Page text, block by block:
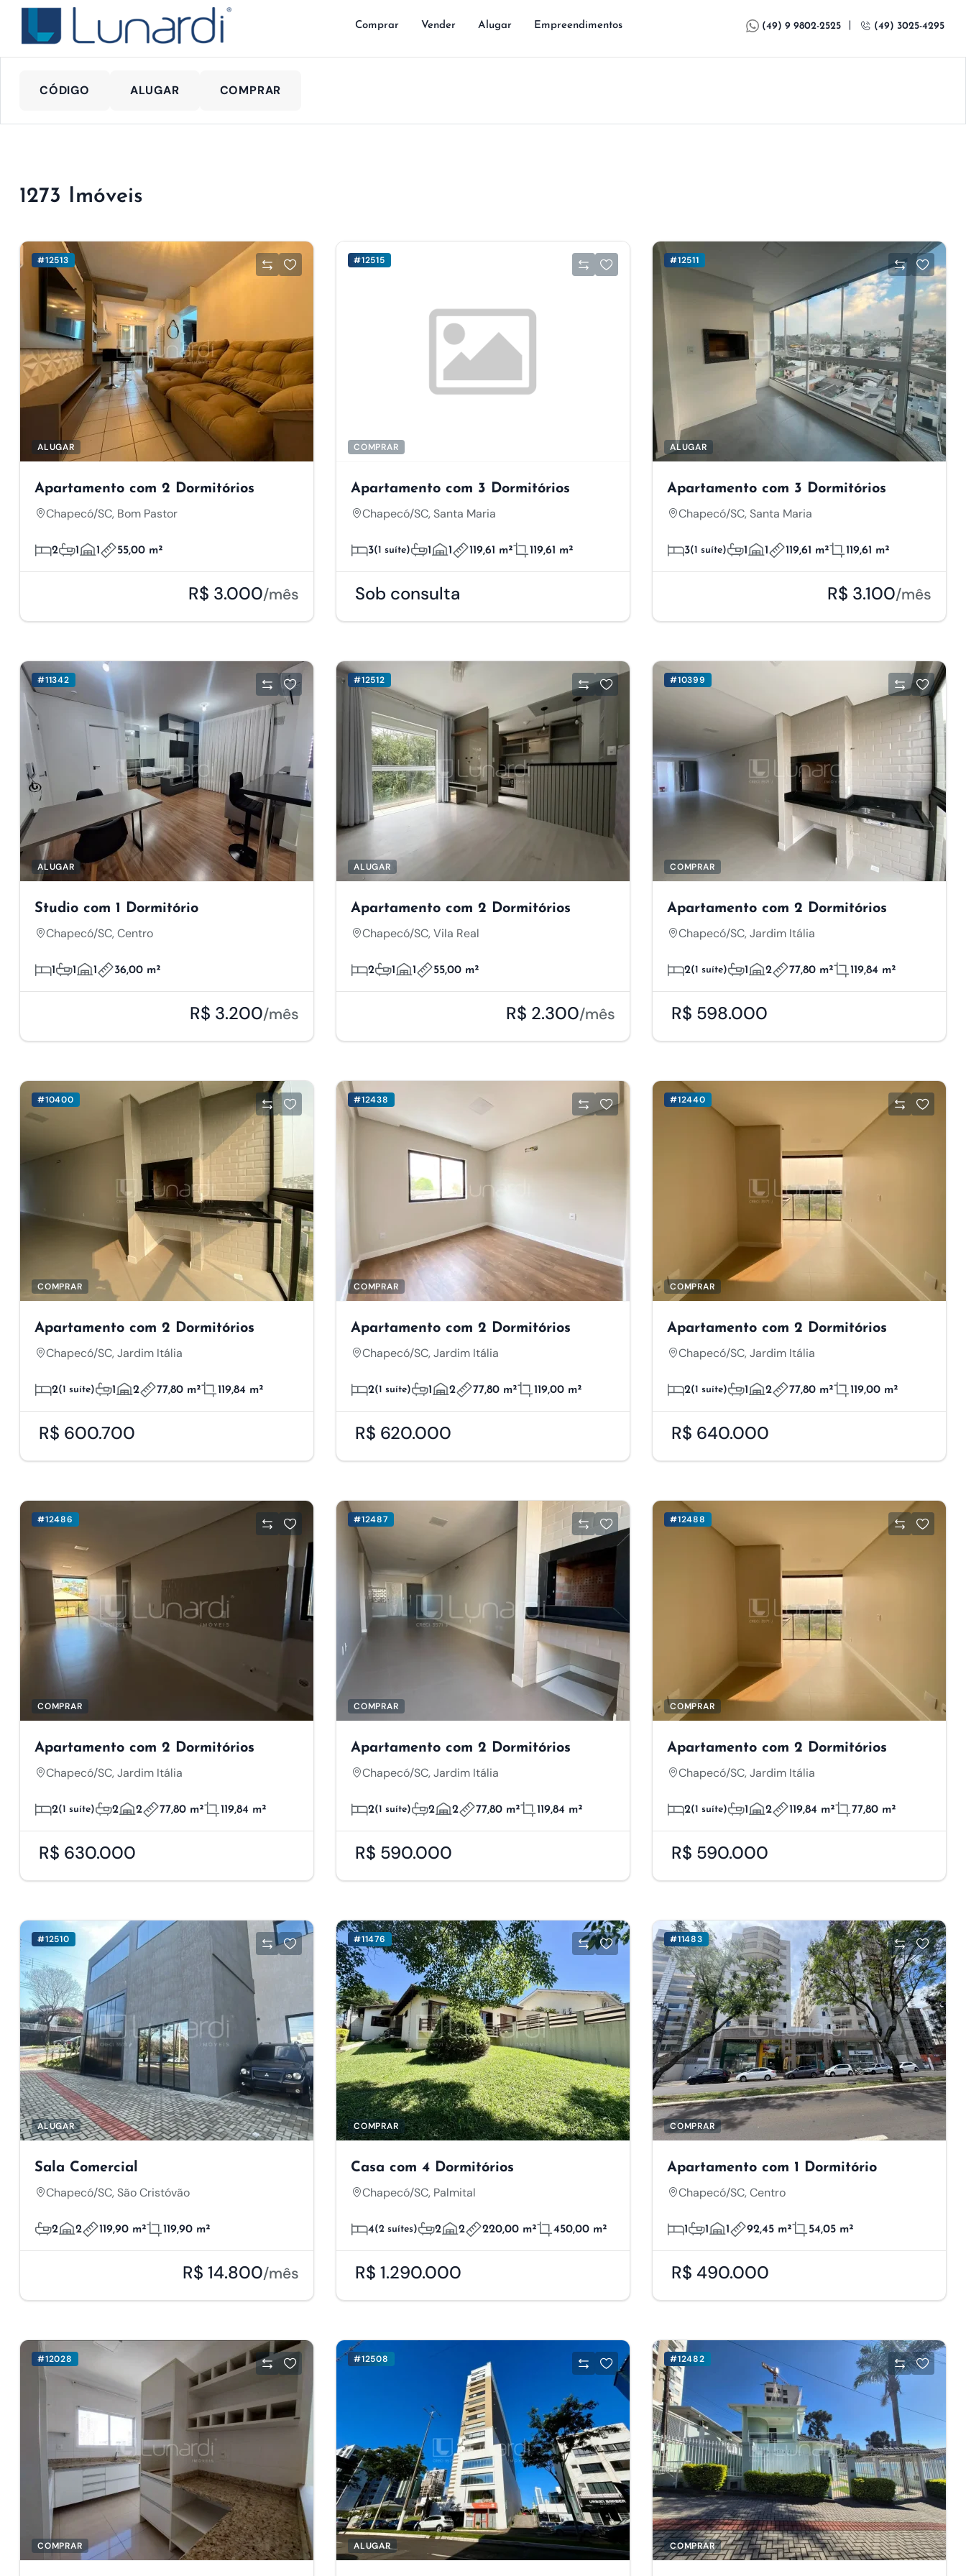
Comprar Vender Alugar Empreendimentos (49) 9 9802-2525 | (49) 3025-4295
CÓDIGO ALUGAR COMPRAR
1273 Imóveis
#12513
ALUGAR
Apartamento com 2 Dormitórios
Chapecó/SC, Bom Pastor
2 1 1 55,00 m²
R$ 3.000/mês
#12515
COMPRAR
Apartamento com 3 Dormitórios
Chapecó/SC, Santa Maria
3(1 suíte) 1 1 119,61 m² 119,61 m²
Sob consulta
#12511
ALUGAR
Apartamento com 3 Dormitórios
Chapecó/SC, Santa Maria
3(1 suíte) 1 1 119,61 m² 119,61 m²
R$ 3.100/mês
#11342
ALUGAR
Studio com 1 Dormitório
Chapecó/SC, Centro
1 1 1 36,00 m²
R$ 3.200/mês
#12512
ALUGAR
Apartamento com 2 Dormitórios
Chapecó/SC, Vila Real
2 1 1 55,00 m²
R$ 2.300/mês
#10399
COMPRAR
Apartamento com 2 Dormitórios
Chapecó/SC, Jardim Itália
2(1 suíte) 1 2 77,80 m² 119,84 m²
R$ 598.000
#10400
COMPRAR
Apartamento com 2 Dormitórios
Chapecó/SC, Jardim Itália
2(1 suíte) 1 2 77,80 m² 119,84 m²
R$ 600.700
#12438
COMPRAR
Apartamento com 2 Dormitórios
Chapecó/SC, Jardim Itália
2(1 suíte) 1 2 77,80 m² 119,00 m²
R$ 620.000
#12440
COMPRAR
Apartamento com 2 Dormitórios
Chapecó/SC, Jardim Itália
2(1 suíte) 1 2 77,80 m² 119,00 m²
R$ 640.000
#12486
COMPRAR
Apartamento com 2 Dormitórios
Chapecó/SC, Jardim Itália
2(1 suíte) 2 2 77,80 m² 119,84 m²
R$ 630.000
#12487
COMPRAR
Apartamento com 2 Dormitórios
Chapecó/SC, Jardim Itália
2(1 suíte) 2 2 77,80 m² 119,84 m²
R$ 590.000
#12488
COMPRAR
Apartamento com 2 Dormitórios
Chapecó/SC, Jardim Itália
2(1 suíte) 1 2 119,84 m² 77,80 m²
R$ 590.000
#12510
ALUGAR
Sala Comercial
Chapecó/SC, São Cristóvão
2 2 119,90 m² 119,90 m²
R$ 14.800/mês
#11476
COMPRAR
Casa com 4 Dormitórios
Chapecó/SC, Palmital
4(2 suítes) 2 2 220,00 m² 450,00 m²
R$ 1.290.000
#11483
COMPRAR
Apartamento com 1 Dormitório
Chapecó/SC, Centro
1 1 1 92,45 m² 54,05 m²
R$ 490.000
#12028
COMPRAR
#12508
ALUGAR
#12482
COMPRAR